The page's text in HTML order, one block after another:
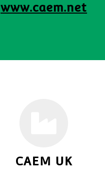
www.caem.net
CAEM UK